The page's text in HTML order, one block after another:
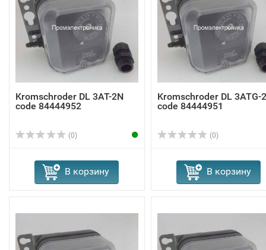
Kromschroder DL 3AT-2N
code 84444952
(0)
В корзину
Kromschroder DL 3ATG-
code 84444951
(0)
В корзину